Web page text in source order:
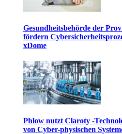
Gesundheitsbehörde der
fördern
xDome
Phlow nutzt Claroty -
von Cyber-physischen